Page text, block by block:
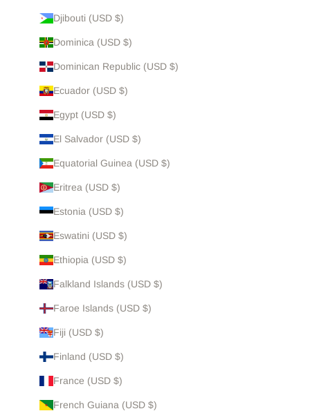
Djibouti (USD $)
Dominica (USD $)
Dominican Republic (USD $)
Ecuador (USD $)
Egypt (USD $)
El Salvador (USD $)
Equatorial Guinea (USD $)
Eritrea (USD $)
Estonia (USD $)
Eswatini (USD $)
Ethiopia (USD $)
Falkland Islands (USD $)
Faroe Islands (USD $)
Fiji (USD $)
Finland (USD $)
France (USD $)
French Guiana (USD $)